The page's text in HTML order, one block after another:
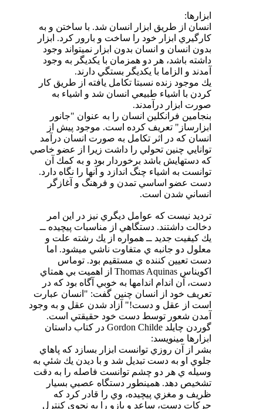
ابزارها:
انسان از طريق ابزار انسان شد. با ساختن و به
كارگيري ابزار خود را ساخت و بارور كرد. ابزار
بدون انسان و انسان بدون ابزار نميتواند وجود
داشته باشد، هر دو همزمان با يكديگر به وجود
آمدند و الزاما با يكديگر بستگي دارند.
يك موجود زنده نسبتا تكامل يافته از طريق كار
كردن با اشياء طبيعي انسان شد و اشياء به
صورت ابزار درآمدند.
بنجامين فرانكلين انسان را به عنوان "جانور
ابزارساز" تعريف كرده است. موجود پيش از
انسان كه در اثر تكامل به صورت انسان درآمد
توانايي چنين تحولي را داشت زيرا از عضو خاصي
كه دستهايش باشد برخوردار بود و به كمك آن
توانست به اشياء چنگ اندازد و آنها را نگاه دارد.
دست عضو اساسي تمدن و فرهنگ و آغازگر
انساني شدن است.
ترديد نيست كه عوامل ديگري نيز در اين امر
دخالت داشتند. دستگاهي از مناسبات پيچيده ــ
يك كيفيت جديد ــ همواره از يك رشته علت و
معلول دو جانبه ي متفاوت ناشي ميشود. اما
دست تعيين كننده ي مستقيم بود. توماس
اكويناس Thomas Aquinas از اهميت بي همتاي
دست، آن اندام اندامها به خوبي آگاه بود كه در
تعريف خود از انسان چنين گفت: "انسان عبارت
است از عقل و دست!" آزاد شدن عقل و به وجود
آمدن شعور توسط دست خود حقيقتي است.
گوردن چايلد Gordon Childe در كتاب داستان
ابزارها مينويسد:
بشر از آن روزي توانست ابزار بسازد كه پاهاي
جلوي او به دست تبديل شد و با ديدن يك شئي به
وسيله ي هر دو چشم توانست فاصله را به دقت
تشخيص دهد. همينطور دستگاه عصبي بسيار
ظريف و مغزي پيچيده، وي را قادر كرد كه
حركات دست، ساعد و بازو را به نحوي كنترل